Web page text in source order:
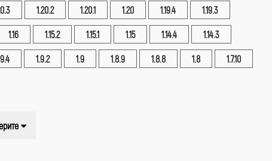
1.20.2 1.20.1 1.20 1.19.4 1.19.3
1.16 1.15.2 1.15.1 1.15 1.14.4 1.14.3
1.9.2 1.9 1.8.9 1.8.8 1.8 1.7.10